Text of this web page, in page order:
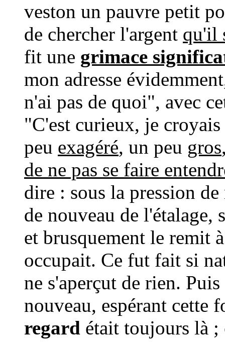
veston un pauvre petit
de chercher l'argent qu'il
fit une grimace
mon adresse
n'ai pas de quoi", avec
"C'est curieux, je
peu exagéré, un peu gros
de ne pas se faire
dire : sous la pression
de nouveau de
et brusquement le remit
occupait. Ce fut fait si
ne s'aperçut de rien.
nouveau, espérant cette
regard était toujours là